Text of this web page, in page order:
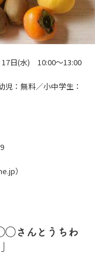
日(水) 10:00～13:00
：無料／小中学生：
）
さんとうちわ